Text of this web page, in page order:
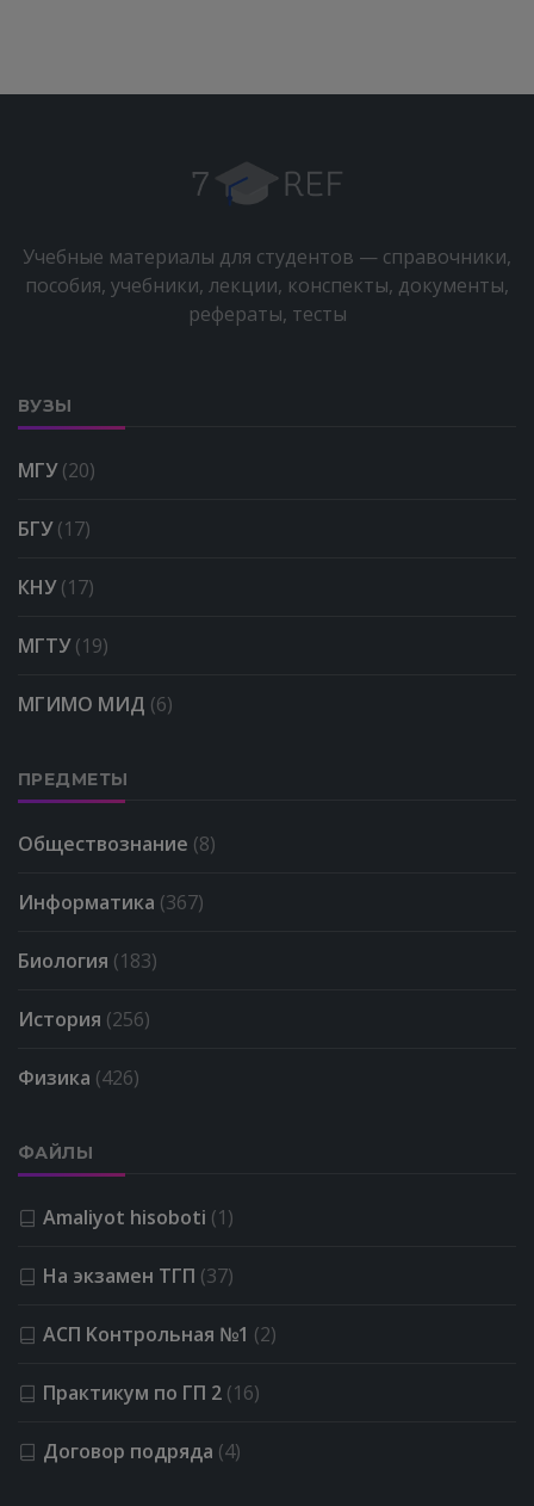
Учебные материалы для студентов — справочники,
пособия, учебники, лекции, конспекты, документы,
рефераты, тесты
ВУЗЫ
МГУ(20)
БГУ(17)
КНУ(17)
МГТУ(19)
МГИМО МИД (6)
ПРЕДМЕТЫ
Обществознание (8)
Информатика (367)
Биология (183)
История (256)
Физика (426)
ФАЙЛЫ
Amaliyot hisoboti (1)
На экзамен ТГП (37)
АСП Kонтрольная №1 (2)
Практикум по ГП 2 (16)
Договор подряда (4)